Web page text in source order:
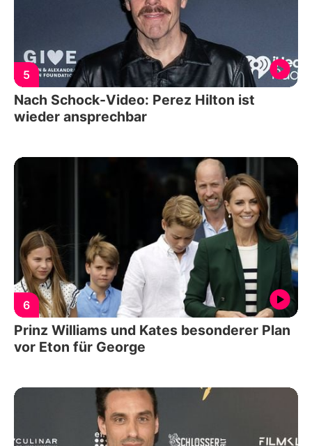
5
Nach Schock-Video: Perez Hilton ist
wieder ansprechbar
6
Prinz Williams und Kates besonderer Plan
vor Eton für George